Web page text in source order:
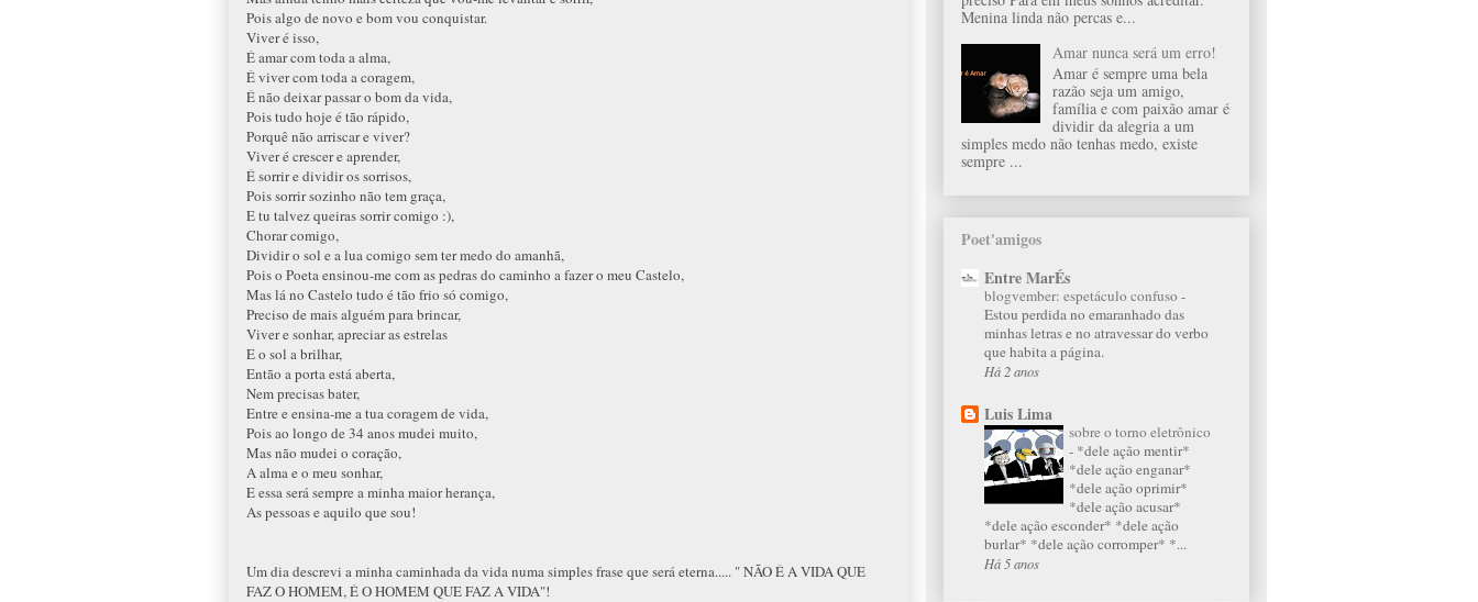
Pois algo de novo e bom vou conquistar.
Viver é isso,
É amar com toda a alma,
É viver com toda a coragem,
É não deixar passar o bom da vida,
Pois tudo hoje é tão rápido,
Porquê não arriscar e viver?
Viver é crescer e aprender,
É sorrir e dividir os sorrisos,
Pois sorrir sozinho não tem graça,
E tu talvez queiras sorrir comigo :),
Chorar comigo,
Dividir o sol e a lua comigo sem ter medo do amanhã,
Pois o Poeta ensinou-me com as pedras do caminho a fazer o meu Castelo,
Mas lá no Castelo tudo é tão frio só comigo,
Preciso de mais alguém para brincar,
Viver e sonhar, apreciar as estrelas
E o sol a brilhar,
Então a porta está aberta,
Nem precisas bater,
Entre e ensina-me a tua coragem de vida,
Pois ao longo de 34 anos mudei muito,
Mas não mudei o coração,
A alma e o meu sonhar,
E essa será sempre a minha maior herança,
As pessoas e aquilo que sou!
Um dia descrevi a minha caminhada da vida numa simples frase que será eterna..... " NÃO É A VIDA QUE
FAZ O HOMEM, É O HOMEM QUE FAZ A VIDA"!
Menina linda não percas e...
Amar nunca será um erro!
Amar é sempre uma bela
razão seja um amigo,
família e com paixão amar é
dividir da alegria a um
simples medo não tenhas medo, existe
sempre ...
Poet'amigos
Entre MarÉs
blogvember: espetáculo confuso -
Estou perdida no emaranhado das
minhas letras e no atravessar do verbo
que habita a página.
Há 2 anos
Luis Lima
sobre o torno eletrônico
- *dele ação mentir*
*dele ação enganar*
*dele ação oprimir*
*dele ação acusar*
*dele ação esconder* *dele ação
burlar* *dele ação corromper* *...
Há 5 anos